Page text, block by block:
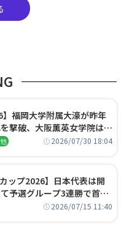
】福岡大学附属大濠が昨年
撃破、大阪薫英女学院は岐
日目試合結果2026/07/30 18:04
ップ2026】日本代表は開
予選グループ3連勝で首位
はエジプトに決定2026/07/15 11:40